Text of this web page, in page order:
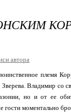
автора
племя
Владимир со
но и от ее
моментально